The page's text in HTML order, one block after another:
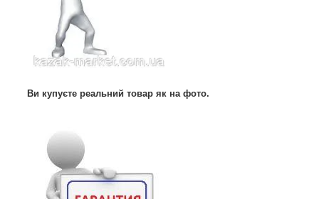
Ви купуєте реальний товар як на фото.